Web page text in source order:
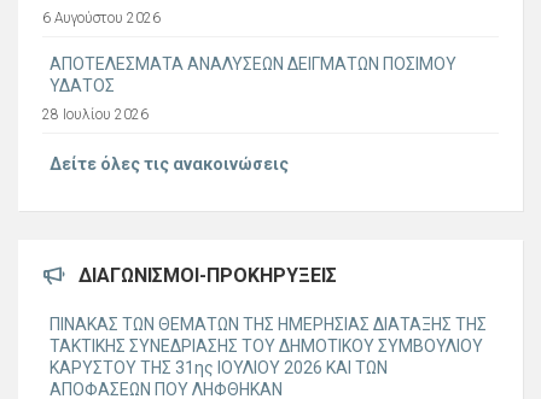
6 Αυγούστου 2026
ΑΠΟΤΕΛΕΣΜΑΤΑ ΑΝΑΛΥΣΕΩΝ ΔΕΙΓΜΑΤΩΝ ΠΟΣΙΜΟΥ
ΥΔΑΤΟΣ
28 Ιουλίου 2026
Δείτε όλες τις ανακοινώσεις
ΔΙΑΓΩΝΙΣΜΟΊ-ΠΡΟΚΗΡΎΞΕΙΣ
ΠΙΝΑΚΑΣ ΤΩΝ ΘΕΜΑΤΩΝ ΤΗΣ ΗΜΕΡΗΣΙΑΣ ΔΙΑΤΑΞΗΣ ΤΗΣ
ΤΑΚΤΙΚΗΣ ΣΥΝΕΔΡΙΑΣΗΣ ΤΟΥ ΔΗΜΟΤΙΚΟΥ ΣΥΜΒΟΥΛΙΟΥ
ΚΑΡΥΣΤΟΥ ΤΗΣ 31ης ΙΟΥΛΙΟΥ 2026 ΚΑΙ ΤΩΝ
ΑΠΟΦΑΣΕΩΝ ΠΟΥ ΛΗΦΘΗΚΑΝ